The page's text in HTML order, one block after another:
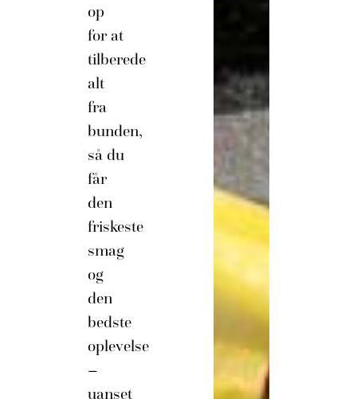
op
for at
tilberede
alt
fra
bunden,
så du
får
den
friskeste
smag
og
den
bedste
oplevelse
–
uanset